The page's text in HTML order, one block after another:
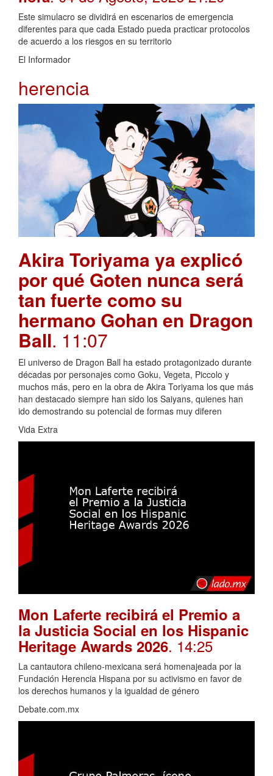
Este simulacro se dividirá en escenarios de emergencia
diferentes para que cada Estado pueda practicar protocolos
de acuerdo a los riesgos en su territorio
El Informador
herencia
Akira Toriyama ya explicó
por qué Goten nunca será
tan fuerte como su
hermano Gohan en Dragon
Ball. 11:07
El universo de Dragon Ball ha estado protagonizado durante
décadas por personajes como Goku, Vegeta, Piccolo y
muchos más, pero en la obra de Akira Toriyama los que más
han destacado siempre han sido los Saiyans, quienes han
ido demostrando su potencial de formas muy diferen
Vida Extra
Mon Laferte recibirá el Premio a
la Justicia Social en los Hispanic
Heritage Awards 2026. 14:25
La cantautora chileno-mexicana será homenajeada por la
Fundación Herencia Hispana por su activismo en favor de
los derechos humanos y la igualdad de género
Debate.com.mx